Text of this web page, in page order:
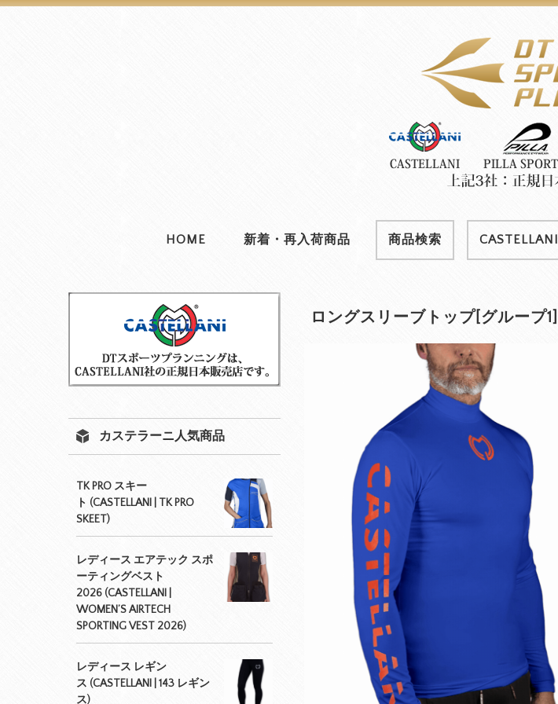
HOME 新着・再入荷商品 商品検索 CASTELLANI
ロングスリーブトップ[グループ1]
カステラーニ人気商品
TK PRO スキー
ト (CASTELLANI | TK PRO
SKEET)
レディース エアテック スポ
ーティングベスト
2026 (CASTELLANI |
WOMEN’S AIRTECH
SPORTING VEST 2026)
レディース レギン
ス (CASTELLANI | 143 レギン
ス)